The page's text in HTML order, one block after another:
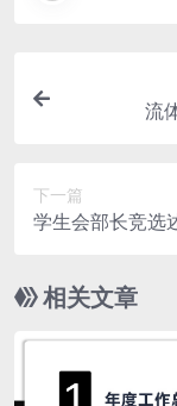
流
下一篇
学生会部长竞选
相关文章